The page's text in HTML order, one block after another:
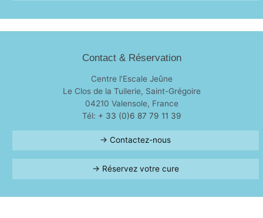
Contact & Réservation
Centre l’Escale Jeûne
Le Clos de la Tuilerie, Saint-Grégoire
04210 Valensole, France
Tél: + 33 (0)6 87 79 11 39
→ Contactez-nous
→ Réservez votre cure